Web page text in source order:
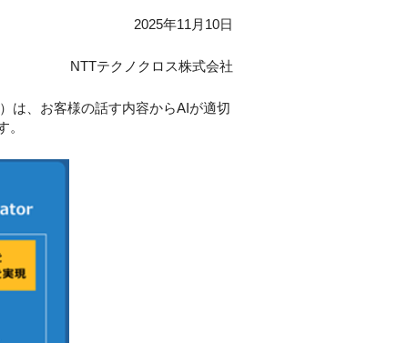
2025年11月10日
NTTテクノクロス株式会社
は、お客様の話す内容からAIが適切